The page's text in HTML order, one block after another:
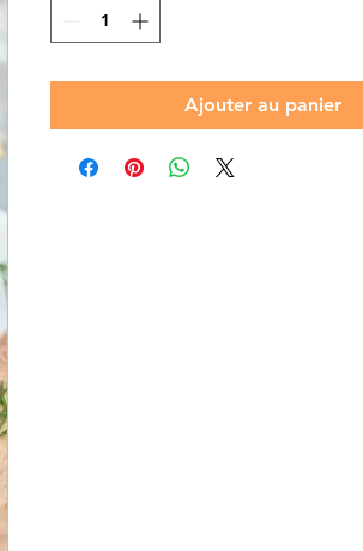
Grammes
Ajouter au panier